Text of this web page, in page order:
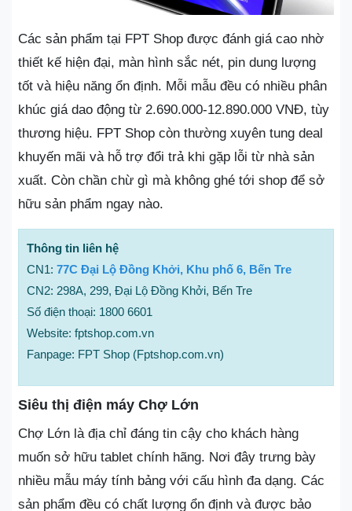
Các sản phẩm tại FPT Shop được đánh giá cao nhờ
thiết kế hiện đại, màn hình sắc nét, pin dung lượng
tốt và hiệu năng ổn định. Mỗi mẫu đều có nhiều phân
khúc giá dao động từ 2.690.000-12.890.000 VNĐ, tùy
thương hiệu. FPT Shop còn thường xuyên tung deal
khuyến mãi và hỗ trợ đổi trả khi gặp lỗi từ nhà sản
xuất. Còn chần chừ gì mà không ghé tới shop để sở
hữu sản phẩm ngay nào.
Thông tin liên hệ
CN1: 77C Đại Lộ Đồng Khởi, Khu phố 6, Bến Tre
CN2: 298A, 299, Đại Lộ Đồng Khởi, Bến Tre
Số điện thoại: 1800 6601
Website: fptshop.com.vn
Fanpage: FPT Shop (Fptshop.com.vn)
Siêu thị điện máy Chợ Lớn
Chợ Lớn là địa chỉ đáng tin cậy cho khách hàng
muốn sở hữu tablet chính hãng. Nơi đây trưng bày
nhiều mẫu máy tính bảng với cấu hình đa dạng. Các
sản phẩm đều có chất lượng ổn định và được bảo